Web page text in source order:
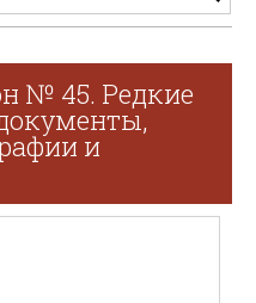
№ 45. Редкие
и